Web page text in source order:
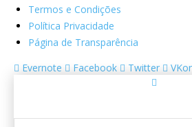
Termos e Condições
Política Privacidade
Página de Transparência
Evernote
Facebook Twitter